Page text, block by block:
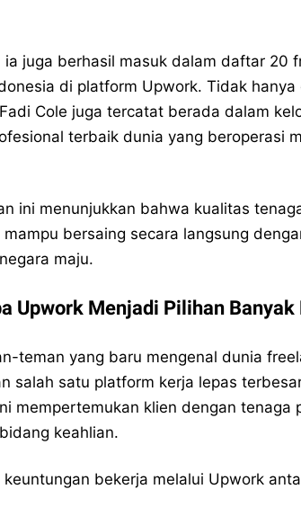
Platform Internasional
Bagikan ke
ia juga berhasil masuk dalam daftar 20
di platform Upwork. Tidak
Cole juga tercatat berada dalam
terbaik dunia yang beroperasi
ini menunjukkan bahwa kualitas
mampu bersaing secara langsung
maju.
Upwork Menjadi Pilihan Banyak
teman yang baru mengenal dunia
salah satu platform kerja lepas
mempertemukan klien dengan tenaga
keahlian.
keuntungan bekerja melalui Upwork
Platform Internasional
Bagikan ke